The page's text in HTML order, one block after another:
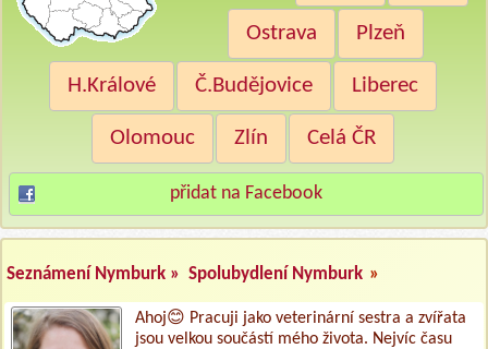
Ostrava Plzeň
H.Králové Č.Budějovice Liberec
Olomouc Zlín Celá ČR
přidat na Facebook
Seznámení Nymburk » Spolubydlení Nymburk »
Ahoj😊 Pracuji jako veterinární sestra a zvířata
jsou velkou součástí mého života. Nejvíc času